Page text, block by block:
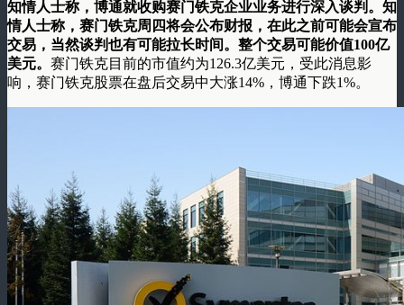
知情人士称，博通就收购赛门铁克企业业务进行深入谈判。知
情人士称，赛门铁克周四将会公布财报，在此之前可能会宣布
交易，当然谈判也有可能拉长时间。整个交易可能价值100亿
美元。 赛门铁克目前的市值约为126.3亿美元，受此消息影
响，赛门铁克股票在盘后交易中大涨14%，博通下跌1%。